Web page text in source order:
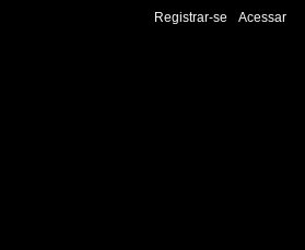
Registrar-se Acessar